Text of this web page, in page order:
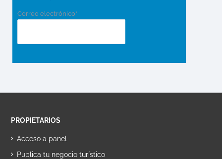
Correo electrónico*
PROPIETARIOS
Acceso a panel
Publica tu negocio turístico